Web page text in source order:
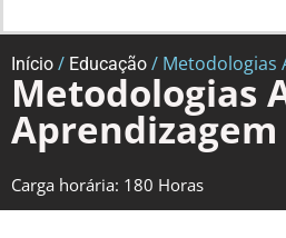
Início / Educação / Metodologias
Metodologias
Aprendizagem
Carga horária: 180 Horas